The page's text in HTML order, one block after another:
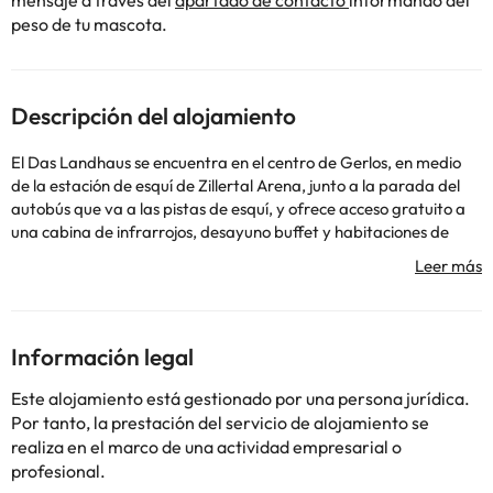
peso de tu mascota.
Descripción del alojamiento
El Das Landhaus se encuentra en el centro de Gerlos, en medio
de la estación de esquí de Zillertal Arena, junto a la parada del
autobús que va a las pistas de esquí, y ofrece acceso gratuito a
una cabina de infrarrojos, desayuno buffet y habitaciones de
con baño privado, TV por cable de pantalla plana y zona de
tumbonas y piscina al aire libre. También hay guardaesquíes. En
el centro de Gerlos hay varios restaurantes, pistas de tenis y una
tienda de alquiler de bicicletas. La tienda de alimentación más
cercana está a 3 minutos a pie. Junto al Landhaus hay varias
pistas de esquí de fondo.
Gestionado por un particular
Información legal
Este alojamiento está gestionado por una persona jurídica.
Por tanto, la prestación del servicio de alojamiento se
realiza en el marco de una actividad empresarial o
profesional.